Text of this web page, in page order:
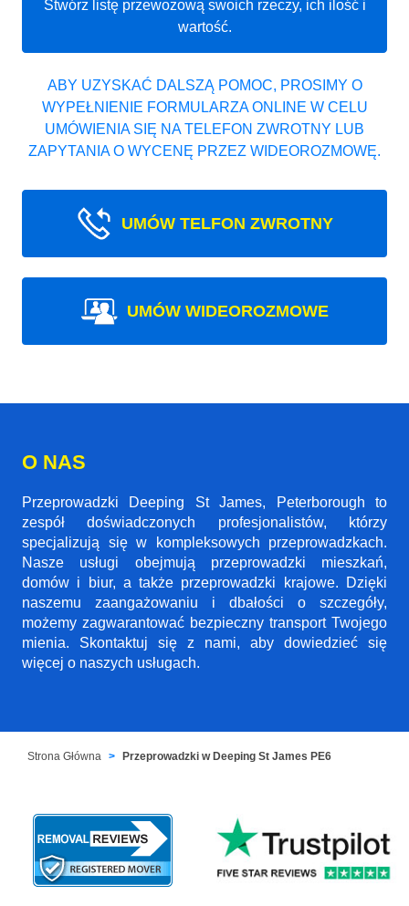
Stwórz listę przewozową swoich rzeczy, ich ilość i
wartość.
ABY UZYSKAĆ DALSZĄ POMOC, PROSIMY O
WYPEŁNIENIE FORMULARZA ONLINE W CELU
UMÓWIENIA SIĘ NA TELEFON ZWROTNY LUB
ZAPYTANIA O WYCENĘ PRZEZ WIDEOROZMOWĘ.
UMÓW TELFON ZWROTNY
UMÓW WIDEOROZMOWE
O NAS
Przeprowadzki Deeping St James, Peterborough to
zespół doświadczonych profesjonalistów, którzy
specjalizują się w kompleksowych przeprowadzkach.
Nasze usługi obejmują przeprowadzki mieszkań,
domów i biur, a także przeprowadzki krajowe. Dzięki
naszemu zaangażowaniu i dbałości o szczegóły,
możemy zagwarantować bezpieczny transport Twojego
mienia. Skontaktuj się z nami, aby dowiedzieć się
więcej o naszych usługach.
Strona Główna Przeprowadzki w Deeping St James PE6